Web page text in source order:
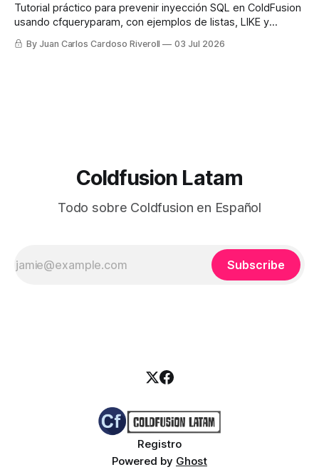
Tutorial práctico para prevenir inyección SQL en ColdFusion
usando cfqueryparam, con ejemplos de listas, LIKE y
By Juan Carlos Cardoso Riveroll 03 Jul 2026
Coldfusion Latam
Todo sobre Coldfusion en Español
Subscribe
Registro
Powered by Ghost